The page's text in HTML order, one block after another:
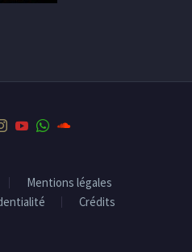
Mentions légales
Crédits